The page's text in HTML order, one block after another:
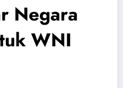
Negara
WNI